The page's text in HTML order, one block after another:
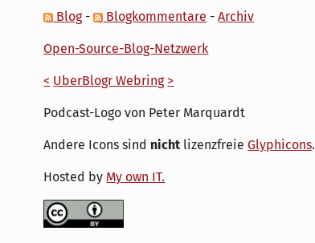
Blog- Blogkommentare -Archiv
Open-Source-Blog-Netzwerk
< UberBlogr Webring >
Podcast-Logo von Peter Marquardt
Andere Icons sind nicht lizenzfreieGlyphicons.
Hosted by My own IT.